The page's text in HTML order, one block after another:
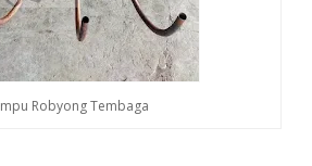
Robyong Tembaga